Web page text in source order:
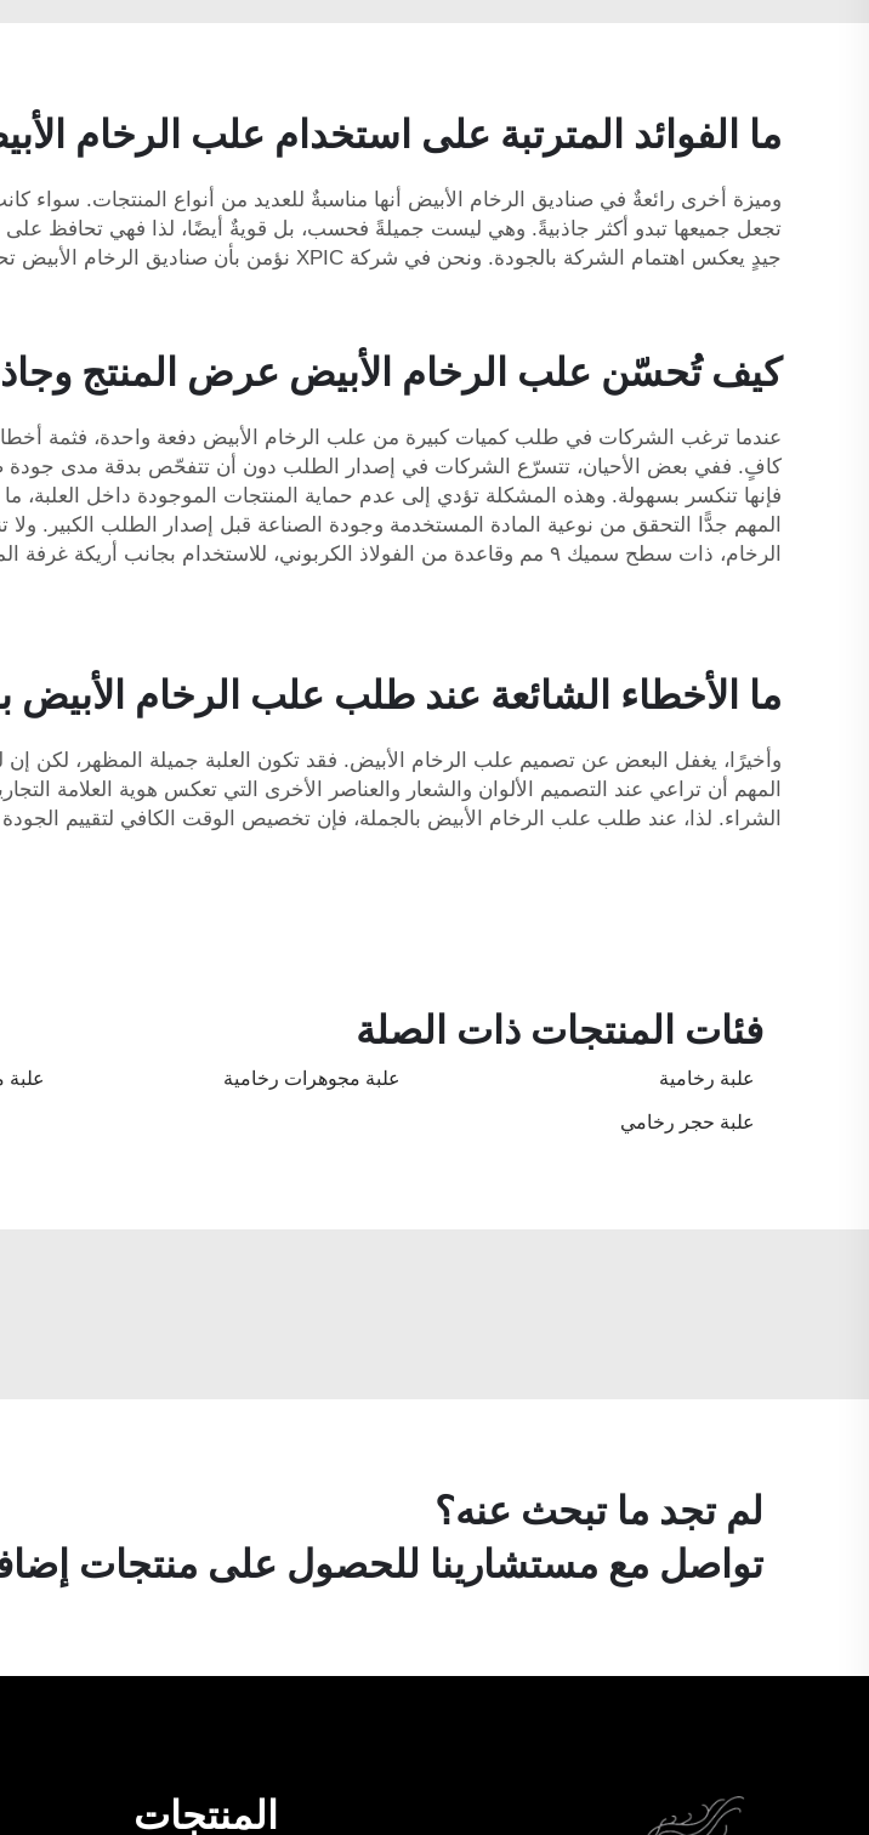
ما الفوائد المترتبة على استخدام علب الرخام
وميزة أخرى رائعةٌ في صناديق الرخام الأبيض أنها مناسبةٌ للعديد من أنواع المنتجات.
تجعل جميعها تبدو أكثر جاذبيةً. وهي ليست جميلةً فحسب، بل قويةٌ أيضًا، لذا فهي تحافظ على
جيدٍ يعكس اهتمام الشركة بالجودة. ونحن في شركة XPIC نؤمن بأن صناديق الرخام الأبيض تحسّن فعليًّا تجربة الشراء والاستلام، وتجعلها تبدو أكثر تميُّزًا.
كيف تُحسّن علب الرخام الأبيض عرض المنتج
عندما ترغب الشركات في طلب كميات كبيرة من علب الرخام الأبيض دفعة واحدة، فثمة
كافٍ. ففي بعض الأحيان، تتسرّع الشركات في إصدار الطلب دون أن تتفحّص بدقة مدى جودة
فإنها تنكسر بسهولة. وهذه المشكلة تؤدي إلى عدم حماية المنتجات الموجودة داخل العلبة،
المهم جدًّا التحقق من نوعية المادة المستخدمة وجودة الصناعة قبل إصدار الطلب الكبير.
الرخام، ذات سطح سميك ٩ مم وقاعدة من الفولاذ الكربوني، للاستخدام بجانب أريكة غرفة المعيشة
ما الأخطاء الشائعة عند طلب علب الرخام الأبيض
وأخيرًا، يغفل البعض عن تصميم علب الرخام الأبيض. فقد تكون العلبة جميلة المظهر، لكن إن
المهم أن تراعي عند التصميم الألوان والشعار والعناصر الأخرى التي تعكس هوية العلامة
الشراء. لذا، عند طلب علب الرخام الأبيض بالجملة، فإن تخصيص الوقت الكافي لتقييم
فئات المنتجات ذات الصلة
علبة رخامية علبة مجوهرات رخامية علبة
علبة حجر رخامي
لم تجد ما تبحث عنه؟
تواصل مع مستشارينا للحصول على منتجات
المنتجات